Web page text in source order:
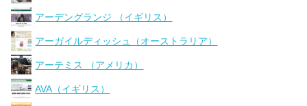
アーデングランジ （イギリス）
アーガイルディッシュ（オーストラリア）
アーテミス （アメリカ）
AVA（イギリス）